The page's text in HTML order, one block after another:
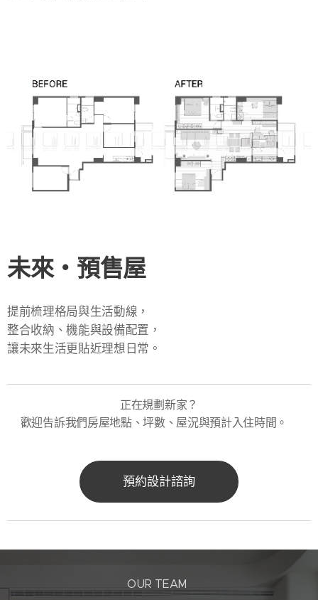
未來・預售屋
提前梳理格局與生活動線，
整合收納、機能與設備配置，
讓未來生活更貼近理想日常。
正在規劃新家？
歡迎告訴我們房屋地點、坪數、屋況與預計入住時間。
預約設計諮詢
OUR TEAM